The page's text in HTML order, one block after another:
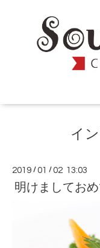
イ
2019 /01 /02 13:03
明けましてお